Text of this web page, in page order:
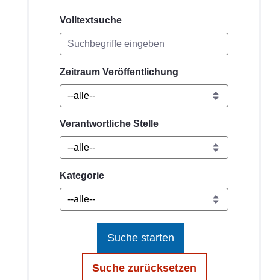
Volltextsuche
Zeitraum Veröffentlichung
Verantwortliche Stelle
Kategorie
Suche starten
Suche zurücksetzen